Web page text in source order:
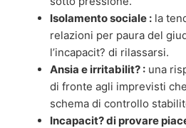
Isolamento sociale : la
relazioni per paura del
l’incapacit? di rilassarsi.
Ansia e irritabilit? : una
di fronte agli imprevisti
schema di controllo
Incapacit? di provare